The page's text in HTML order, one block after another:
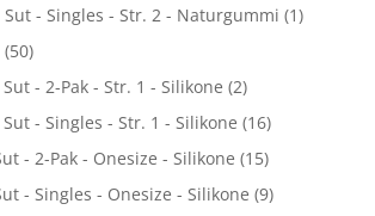
Sut - Singles - Str. 2 - Naturgummi (1)
(50)
- 2-Pak - Str. 1 - Silikone (2)
- Singles - Str. 1 - Silikone (16)
- 2-Pak - Onesize - Silikone (15)
- Singles - Onesize - Silikone (9)